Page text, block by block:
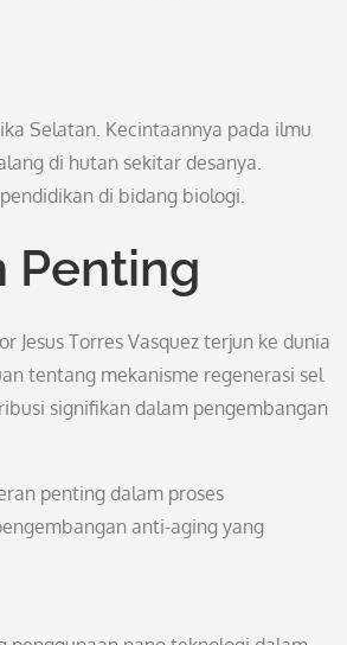
Selatan. Kecintaannya pada ilmu
di hutan sekitar desanya.
di bidang biologi.
Penting
Torres Vasquez terjun ke dunia
tentang mekanisme regenerasi sel
signifikan dalam pengembangan
penting dalam proses
anti-aging yang